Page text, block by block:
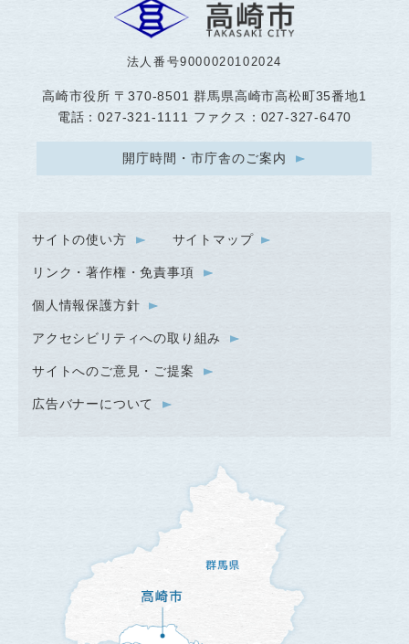
法人番号9000020102024
高崎市役所 〒370-8501 群馬県高崎市高松町35番地1
電話：027-321-1111 ファクス：027-327-6470
開庁時間・市庁舎のご案内
サイトの使い方 サイトマップ
リンク・著作権・免責事項
個人情報保護方針
アクセシビリティへの取り組み
サイトへのご意見・ご提案
広告バナーについて